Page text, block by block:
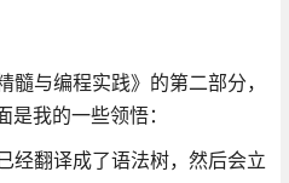
与编程实践》的第二部分，
我的一些领悟：
经翻译成了语法树，然后会立